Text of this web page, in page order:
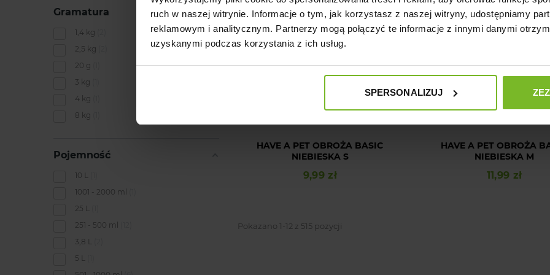
ruch w naszej witrynie. Informacje o tym, jak korzystasz z naszej witryny, udostępniamy
reklamowym i analitycznym. Partnerzy mogą połączyć te informacje z innymi danymi
uzyskanymi podczas korzystania z ich usług.
SPERSONALIZUJ
HAVE A PET OBROŻA BASIC
NIEBIESKA S
Cena
9,99 zł
HAVE A PET OBROŻA
NIEBIESKA M
Cena
11,99 zł
Pokazano 1-12 z 515 pozycji
Gramatura
1,4 kg
2,5 kg
20 g
3 kg
4 kg
8 kg
Pojemność
10 L
1001 - 2000 ml
25 L
251 - 500 ml
3,8 L
5 L